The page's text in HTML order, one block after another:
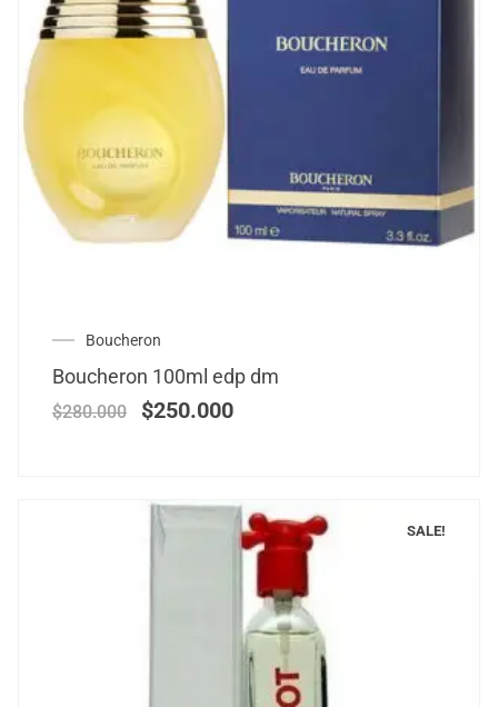
Boucheron
Boucheron 100ml edp dm
$280.000 $250.000
SALE!